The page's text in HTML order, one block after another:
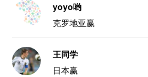
yoyo哟
克罗地亚赢
王同学
日本赢